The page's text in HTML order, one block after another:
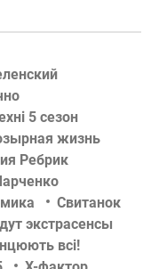
5 сезон
жизнь
Ребрик
Свитанок
экстрасенсы
всі!